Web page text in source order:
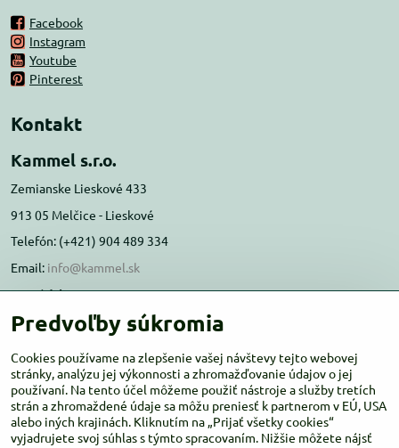
Facebook
Instagram
Youtube
Pinterest
Kontakt
Kammel s.r.o.
Zemianske Lieskové 433
913 05 Melčice - Lieskové
Telefón: (+421) 904 489 334
Email: info@kammel.sk
Prevádzka:
Administratívna budova PD Melčice
Otváracie hodiny:PO-ŠT 8:00 - 16:00
PIA-NE Zatvorené
Predvoľby súkromia
Cookies používame na zlepšenie vašej návštevy tejto webovej
stránky, analýzu jej výkonnosti a zhromažďovanie údajov o jej
používaní. Na tento účel môžeme použiť nástroje a služby tretích
strán a zhromaždené údaje sa môžu preniesť k partnerom v EÚ, USA
alebo iných krajinách. Kliknutím na „Prijať všetky cookies“
vyjadrujete svoj súhlas s týmto spracovaním. Nižšie môžete nájsť